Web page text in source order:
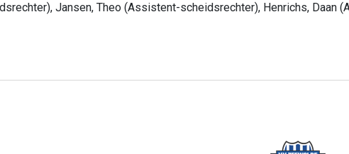
Jansen, Theo (Assistent-scheidsrechter), Henrichs, Daan